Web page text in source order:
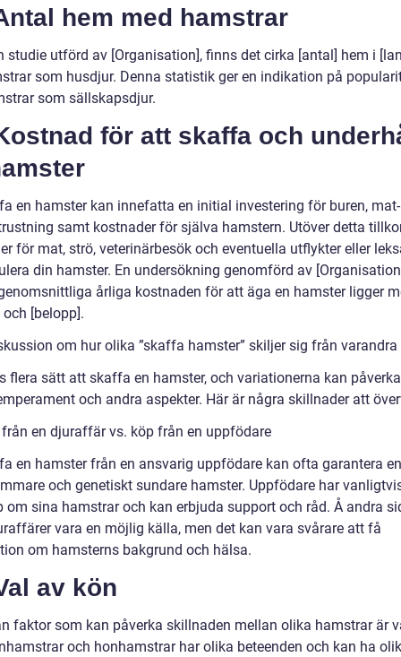
hem med hamstrar
studie utförd av [Organisation], finns det cirka [antal] hem i
som husdjur. Denna statistik ger en indikation på
som sällskapsdjur.
för att skaffa och
en hamster kan innefatta en initial investering för buren,
samt kostnader för själva hamstern. Utöver detta
för mat, strö, veterinärbesök och eventuella utflykter eller
din hamster. En undersökning genomförd av
årliga kostnaden för att äga en hamster ligger
[belopp].
om hur olika ”skaffa hamster” skiljer sig från varandra
flera sätt att skaffa en hamster, och variationerna kan
och andra aspekter. Här är några skillnader att
en djuraffär vs. köp från en uppfödare
en hamster från en ansvarig uppfödare kan ofta garantera en
och genetiskt sundare hamster. Uppfödare har
om sina hamstrar och kan erbjuda support och råd. Å andra
vara en möjlig källa, men det kan vara svårare att få
om hamsterns bakgrund och hälsa.
av kön
faktor som kan påverka skillnaden mellan olika hamstrar är
och honhamstrar har olika beteenden och kan ha